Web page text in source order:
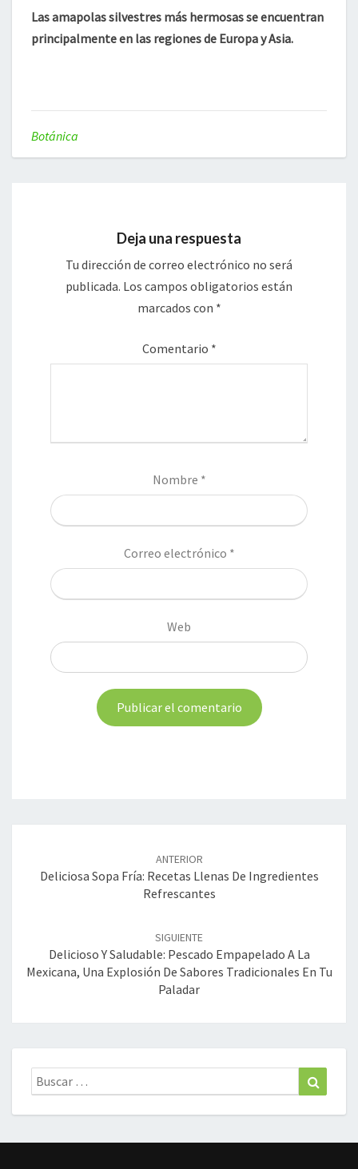
Las amapolas silvestres más hermosas se encuentran
principalmente en las regiones de Europa y Asia.
Botánica
Deja una respuesta
Tu dirección de correo electrónico no será
publicada. Los campos obligatorios están
marcados con *
Comentario *
Nombre *
Correo electrónico *
Web
entradas
ANTERIOR
Deliciosa Sopa Fría: Recetas Llenas De Ingredientes
Refrescantes
SIGUIENTE
Delicioso Y Saludable: Pescado Empapelado A La
Mexicana, Una Explosión De Sabores Tradicionales En Tu
Paladar
Buscar: